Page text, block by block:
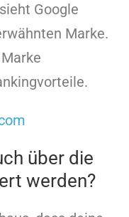
Google
Marke.
über die
werden?